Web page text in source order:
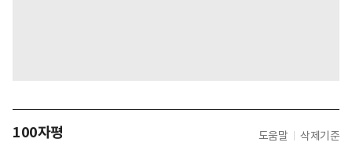
100자평 도움말 삭제기준